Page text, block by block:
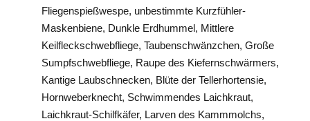
Fliegenspießwespe, unbestimmte Kurzfühler-
Maskenbiene, Dunkle Erdhummel, Mittlere
Keilfleckschwebfliege, Taubenschwänzchen, Große
Sumpfschwebfliege, Raupe des Kiefernschwärmers,
Kantige Laubschnecken, Blüte der Tellerhortensie,
Hornweberknecht, Schwimmendes Laichkraut,
Laichkraut-Schilfkäfer, Larven des Kammmolchs,